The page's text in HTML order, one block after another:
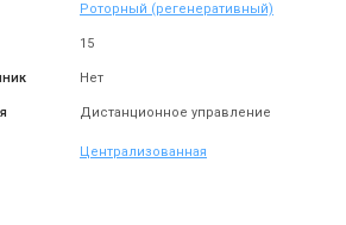
Topvex
установка Systemair Topvex
Цена по запросу
Роторный (регенеративный)
15
Нет
Дистанционное управление
Централизованная